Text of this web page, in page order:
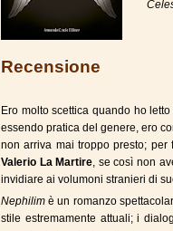
Recensione
Ero molto scettica quando ho
essendo pratica del genere, ero
non arriva mai troppo presto;
Valerio La Martire, se così non
invidiare ai volumoni stranieri di
Nephilimè un romanzo
stile estremamente attuali; i